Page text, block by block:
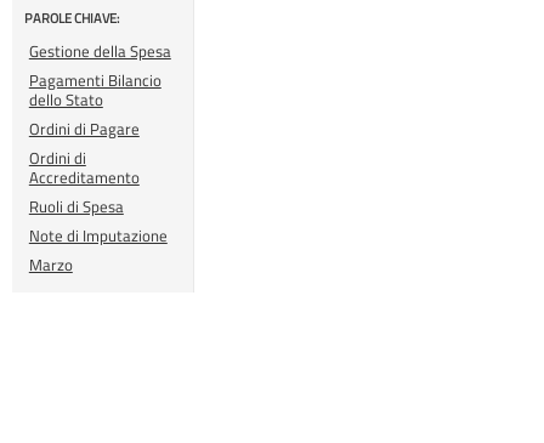
PAROLE CHIAVE:
Gestione della Spesa
Pagamenti Bilancio
dello Stato
Ordini di Pagare
Ordini di
Accreditamento
Ruoli di Spesa
Note di Imputazione
Marzo